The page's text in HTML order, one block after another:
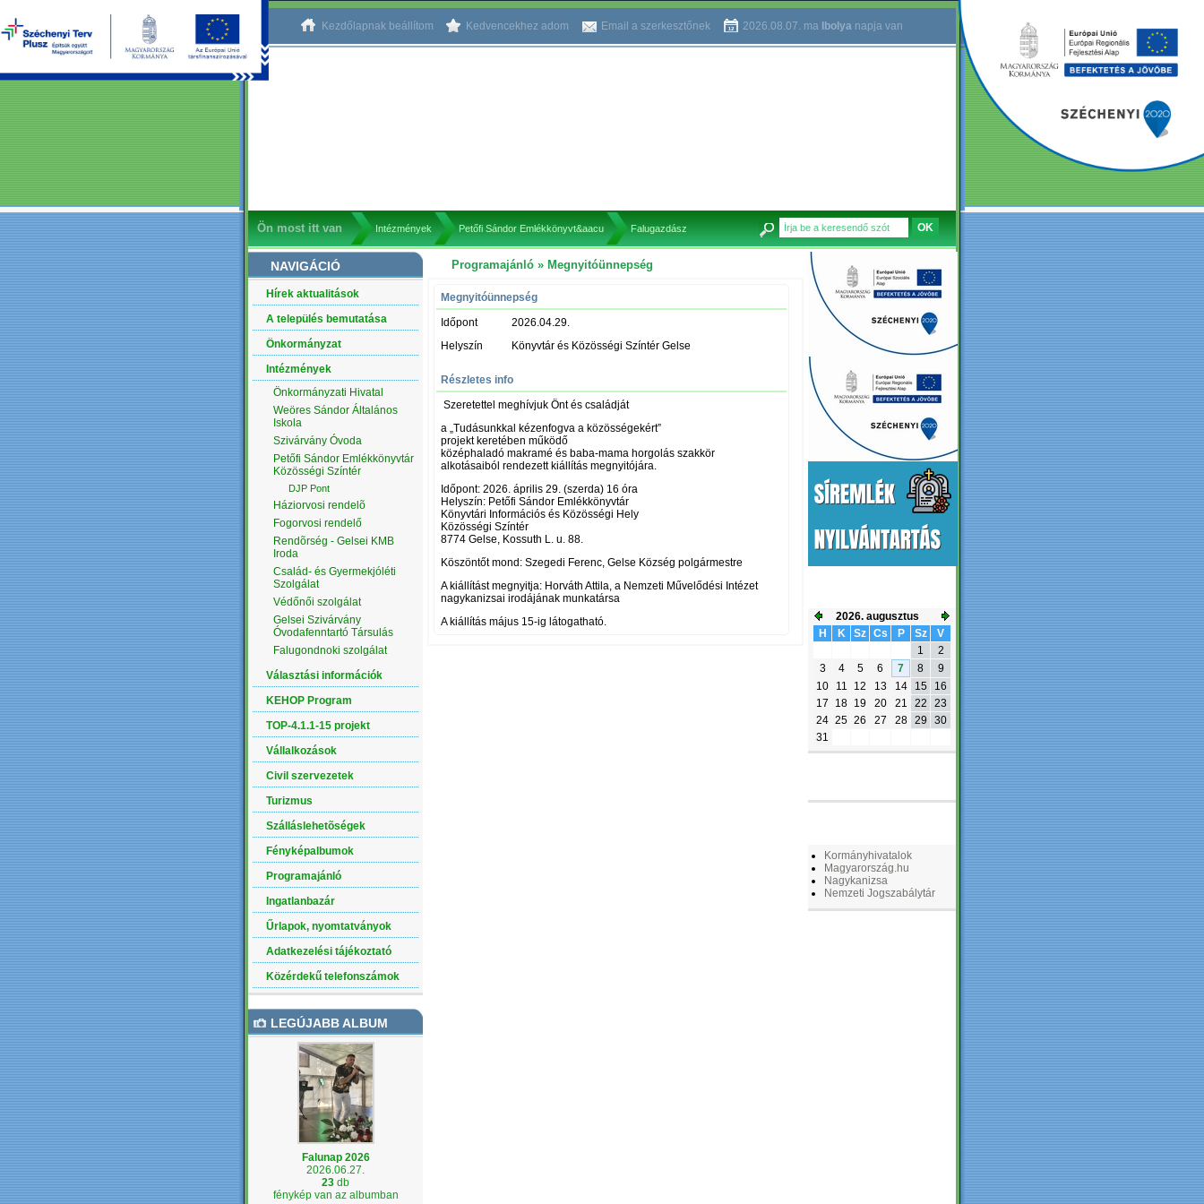
Kezdőlapnak beállítom Kedvencekhez adom Email a szerkesztőnek 2026.08.07. ma Ibolya napja van
Ön most itt van Intézmények Petőfi Sándor Emlékkönyvt&aacu Falugazdász
NAVIGÁCIÓ
Hírek aktualitások
A település bemutatása
Önkormányzat
Intézmények
Önkormányzati Hivatal
Weöres Sándor Általános
Iskola
Szivárvány Óvoda
Petőfi Sándor Emlékkönyvtár
Közösségi Színtér
DJP Pont
Háziorvosi rendelõ
Fogorvosi rendelő
Rendõrség - Gelsei KMB
Iroda
Család- és Gyermekjóléti
Szolgálat
Védőnői szolgálat
Gelsei Szivárvány
Óvodafenntartó Társulás
Falugondnoki szolgálat
Választási információk
KEHOP Program
TOP-4.1.1-15 projekt
Vállalkozások
Civil szervezetek
Turizmus
Szálláslehetõségek
Fényképalbumok
Programajánló
Ingatlanbazár
Űrlapok, nyomtatványok
Adatkezelési tájékoztató
Közérdekű telefonszámok
LEGÚJABB ALBUM
Falunap 2026
2026.06.27.
23 db
fénykép van az albumban
Programajánló » Megnyitóünnepség
Megnyitóünnepség
Időpont
2026.04.29.
Helyszín
Könyvtár és Közösségi Színtér Gelse
Részletes info
Szeretettel meghívjuk Önt és családját
a „Tudásunkkal kézenfogva a közösségekért”
projekt keretében működő
középhaladó makramé és baba-mama horgolás szakkör
alkotásaiból rendezett kiállítás megnyitójára.
Időpont: 2026. április 29. (szerda) 16 óra
Helyszín: Petőfi Sándor Emlékkönyvtár
Könyvtári Információs és Közösségi Hely
Közösségi Színtér
8774 Gelse, Kossuth L. u. 88.
Köszöntőt mond: Szegedi Ferenc, Gelse Község polgármestre
A kiállítást megnyitja: Horváth Attila, a Nemzeti Művelődési Intézet
nagykanizsai irodájának munkatársa
A kiállítás május 15-ig látogatható.
2026. augusztus
H
K Sz Cs P Sz
V
1
2
3
4 5 6 7 8
9
10
11 12 13 14 15
16
17
18 19 20 21 22
23
24 25 26 27 28 29
30
31
Kormányhivatalok
Magyarország.hu
Nagykanizsa
Nemzeti Jogszabálytár